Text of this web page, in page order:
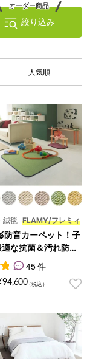
オーダー商品
絞り込み
人気順
、5.00点
絨毯 FLAMY/フレミィ
防音カーペット！子
な抗菌＆汚れ防止
フレミィ』
評価に基づく5段
45 件
94,600